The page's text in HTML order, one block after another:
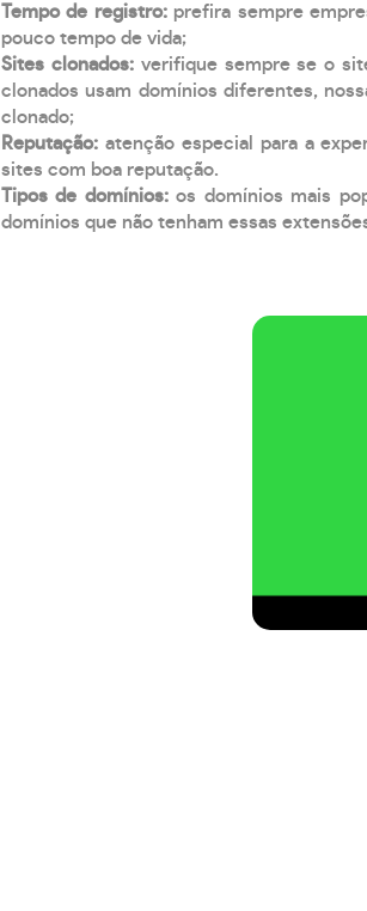
Tempo de registro: prefira sempre
pouco tempo de vida;
Sites clonados: verifique sempre se o
clonados usam domínios diferentes,
clonado;
Reputação: atenção especial para a
sites com boa reputação.
Tipos de domínios:os domínios mais
domínios que não tenham essas